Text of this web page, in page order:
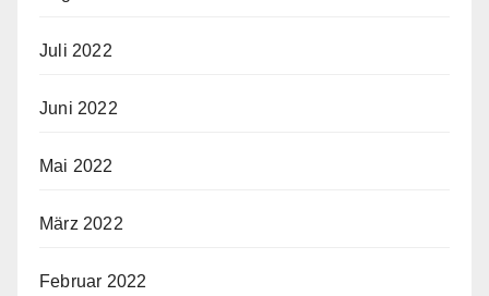
Juli 2022
Juni 2022
Mai 2022
März 2022
Februar 2022